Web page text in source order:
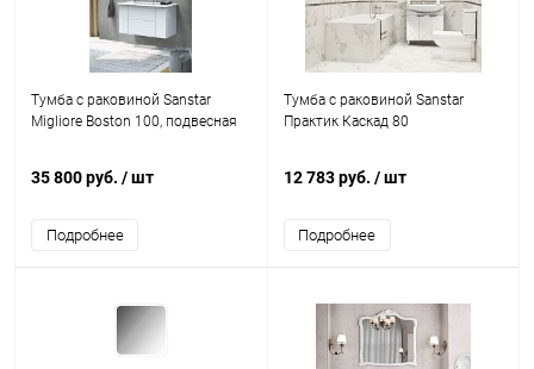
Тумба с раковиной Sanstar
Migliore Boston 100, подвесная
35 800 руб. / шт
Подробнее
Тумба с раковиной Sanstar
Практик Каскад 80
12 783 руб. / шт
Подробнее